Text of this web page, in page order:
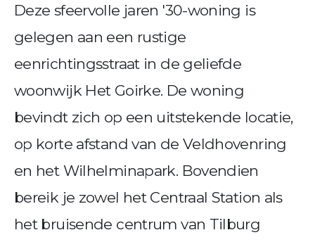
Deze sfeervolle jaren '30-woning is
gelegen aan een rustige
eenrichtingsstraat in de geliefde
woonwijk Het Goirke. De woning
bevindt zich op een uitstekende locatie,
op korte afstand van de Veldhovenring
en het Wilhelminapark. Bovendien
bereik je zowel het Centraal Station als
het bruisende centrum van Tilburg